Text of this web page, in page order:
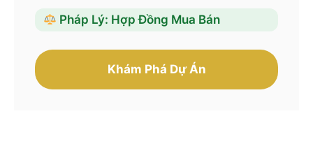
Pháp Lý: Hợp Đồng Mua Bán
Khám Phá Dự Án